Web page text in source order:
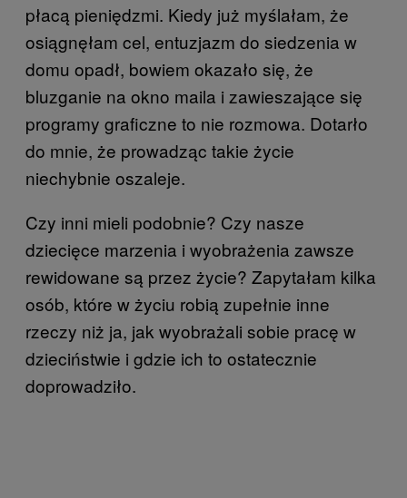
płacą pieniędzmi. Kiedy już myślałam, że
osiągnęłam cel, entuzjazm do siedzenia w
domu opadł, bowiem okazało się, że
bluzganie na okno maila i zawieszające się
programy graficzne to nie rozmowa. Dotarło
do mnie, że prowadząc takie życie
niechybnie oszaleje.
Czy inni mieli podobnie? Czy nasze
dziecięce marzenia i wyobrażenia zawsze
rewidowane są przez życie? Zapytałam kilka
osób, które w życiu robią zupełnie inne
rzeczy niż ja, jak wyobrażali sobie pracę w
dzieciństwie i gdzie ich to ostatecznie
doprowadziło.